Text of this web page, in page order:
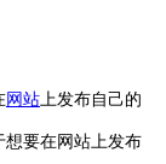
网站 上发布自己的
想要在网站上发布